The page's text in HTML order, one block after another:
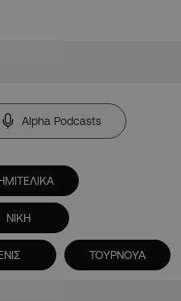
Alpha Podcasts
ΝΙΚΗ
ΤΟΥΡΝΟΥΑ